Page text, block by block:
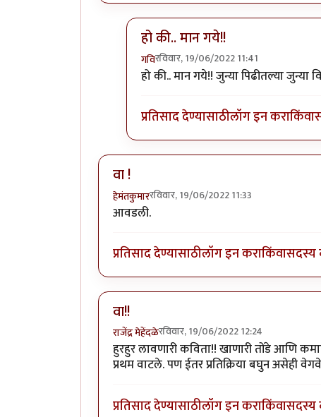
हो की.. मान गये!!
गविरविवार, 19/06/2022 11:41
In reply toचुटपुट लावणारी कविता
हो की.. मान गये!! जुन्या पिढीतल्या
प्रतिसाद देण्यासाठीलॉग इन कराकिंवा
वा !
हेमंतकुमाररविवार, 19/06/2022 11:33
आवडली.
प्रतिसाद देण्यासाठीलॉग इन कराकिंवासदस्य
वा!!
राजेंद्र मेहेंदळेरविवार, 19/06/2022 12:24
हुरहुर लावणारी कविता!! खाणारी तोंडे आणि
प्रथम वाटले. पण ईतर प्रतिक्रिया बघुन असेही
प्रतिसाद देण्यासाठीलॉग इन कराकिंवासदस्य